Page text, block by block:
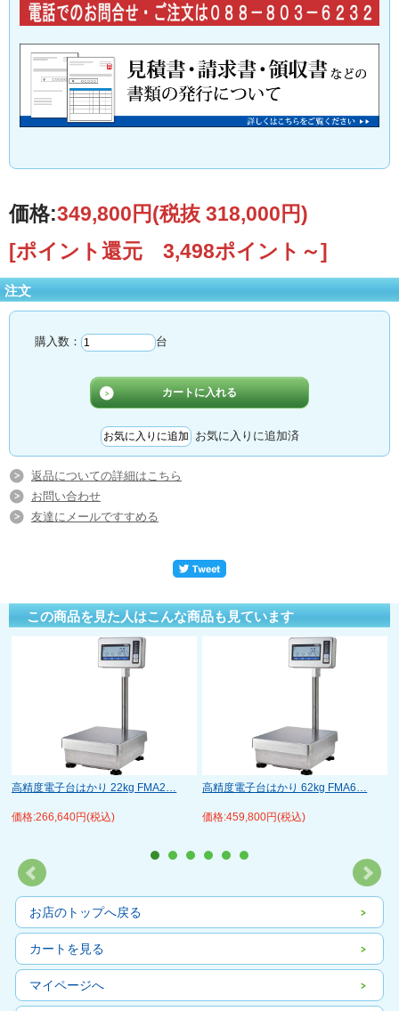
価格:349,800円(税抜 318,000円)
[ポイント還元 3,498ポイント～]
注文
購入数： 台
お気に入りに追加済
返品についての詳細はこちら
お問い合わせ
友達にメールですすめる
この商品を見た人はこんな商品も見ています
高精度電子台はかり 22kg FMA2…
価格:266,640円(税込)
高精度電子台はかり 62kg FMA6…
価格:459,800円(税込)
お店のトップへ戻る
カートを見る
マイページへ